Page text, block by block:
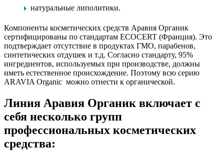
натуральные липолитики.
Компоненты косметических средств Аравия Органик
сертифицированы по стандартам ECOCERT (Франция). Это
подтверждает отсутствие в продуктах ГМО, парабенов,
синтетических отдушек и т.д. Согласно стандарту, 95%
ингредиентов, используемых при производстве, должны
иметь естественное происхождение. Поэтому всю серию
ARAVIA Organic можно отнести к органической.
Линия Аравия Органик включает с
себя несколько групп
профессиональных косметических
средства: